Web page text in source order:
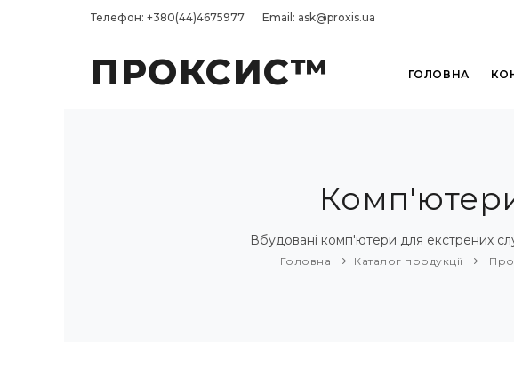
Телефон: +380(44)4675977 Email: ask@proxis.ua
ПРОКСИС™ ГОЛОВНА
Вбудовані комп'ютери для екстрених
Головна Каталог продукції